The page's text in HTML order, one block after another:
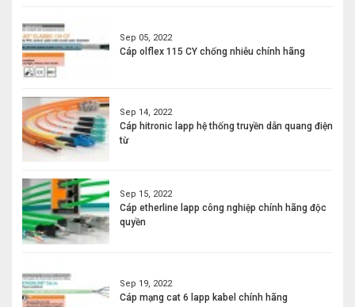
Sep 05, 2022
Cáp olflex 115 CY chống nhiễu chính hãng
Sep 14, 2022
Cáp hitronic lapp hệ thống truyền dẫn quang điện
từ
Sep 15, 2022
Cáp etherline lapp công nghiệp chính hãng độc
quyền
Sep 19, 2022
Cáp mạng cat 6 lapp kabel chính hãng